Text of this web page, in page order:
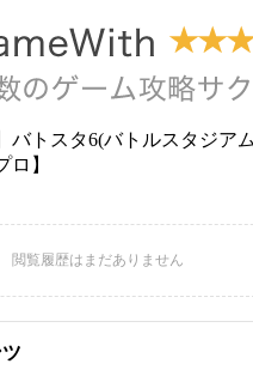
バトスタ6(バトルスタジア
】